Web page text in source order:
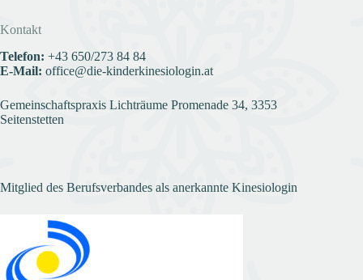
Kontakt
Telefon: +43 650/273 84 84
E-Mail: office@die-kinderkinesiologin.at
Gemeinschaftspraxis Lichträume Promenade 34, 3353
Seitenstetten
Mitglied des Berufsverbandes als anerkannte Kinesiologin